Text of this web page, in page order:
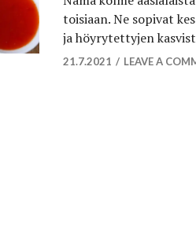
toisiaan. Ne sopivat
ja höyrytettyjen
21.7.2021 LEAVE A